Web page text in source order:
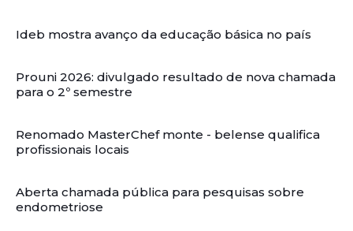
Ideb mostra avanço da educação básica no país
Prouni 2026: divulgado resultado de nova chamada
para o 2º semestre
Renomado MasterChef monte - belense qualifica
profissionais locais
Aberta chamada pública para pesquisas sobre
endometriose